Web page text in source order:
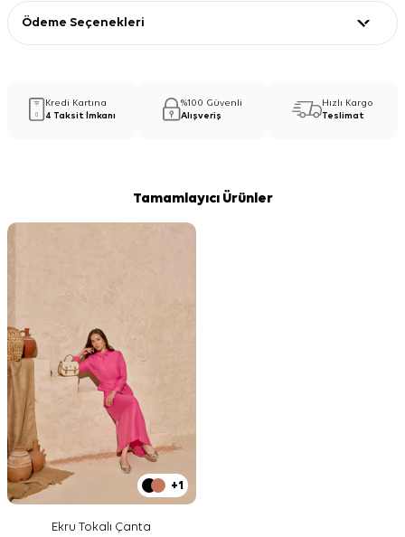
Ödeme Seçenekleri
Kredi Kartına
4 Taksit İmkanı
%100 Güvenli
Alışveriş
Hızlı Kargo
Teslimat
Tamamlayıcı Ürünler
+1
Ekru Tokalı Çanta